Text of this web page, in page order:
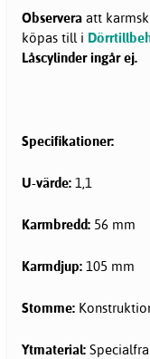
Observera att
köpas till i
Låscylinder ingår ej.
Specifikationer:
U-värde: 1,1
Karmbredd: 56 mm
Karmdjup: 105 mm
Stomme:
Ytmaterial: